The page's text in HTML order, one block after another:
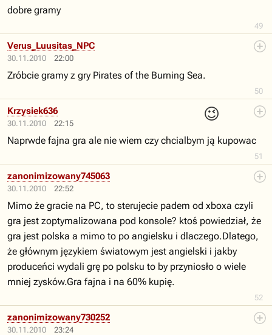
49
dobre gramy
30.11.2010 22:00
50
Verus_Luusitas_NPC
Zróbcie gramy z gry Pirates of the Burning Sea.
30.11.2010 22:15
😉
51
Krzysiek636
Naprwde fajna gra ale nie wiem czy chcialbym ją kupowac
30.11.2010 22:52
52
zanonimizowany745063
Mimo że gracie na PC, to sterujecie padem od xboxa czyli
gra jest zoptymalizowana pod konsole? ktoś powiedział, że
gra jest polska a mimo to po angielsku i dlaczego.Dlatego,
że głównym językiem światowym jest angielski i jakby
produceńci wydali grę po polsku to by przyniosło o wiele
mniej zysków.Gra fajna i na 60% kupię.
30.11.2010 23:24
zanonimizowany730252